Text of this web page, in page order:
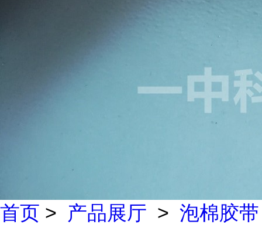
首页 > 产品展厅 > 泡棉胶带